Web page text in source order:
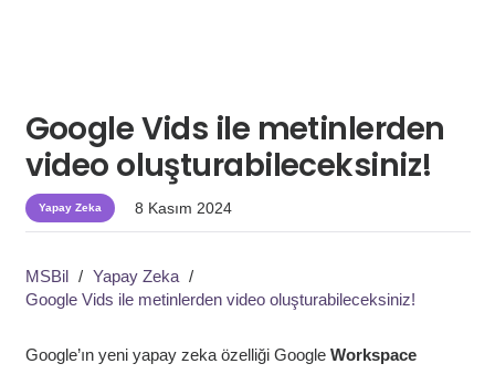
Google Vids ile metinlerden
video oluşturabileceksiniz!
Yapay Zeka 8 Kasım 2024
MSBil / Yapay Zeka /
Google Vids ile metinlerden video oluşturabileceksiniz!
Google’ın yeni yapay zeka özelliği Google Workspace